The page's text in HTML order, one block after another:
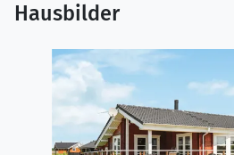
Verbringen Sie Ihren Urlaub in
Ferienhaus mit allem Komfort
spannenden Sehenswürdigkeiten.
Hausbilder